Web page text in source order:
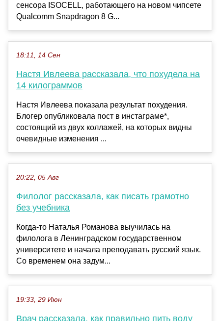
сенсора ISOCELL, работающего на новом чипсете
Qualcomm Snapdragon 8 G...
18:11, 14 Сен
Настя Ивлеева рассказала, что похудела на
14 килограммов
Настя Ивлеева показала результат похудения.
Блогер опубликовала пост в инстаграме*,
состоящий из двух коллажей, на которых видны
очевидные изменения ...
20:22, 05 Авг
Филолог рассказала, как писать грамотно
без учебника
Когда-то Наталья Романова выучилась на
филолога в Ленинградском государственном
университете и начала преподавать русский язык.
Со временем она задум...
19:33, 29 Июн
Врач рассказала, как правильно пить воду